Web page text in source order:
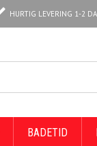
HURTIG LEVERING 1-2
BADETID